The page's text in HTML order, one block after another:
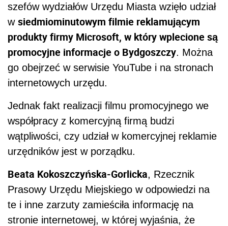
szefów wydziałów Urzędu Miasta wzięło udział
w siedmiominutowym filmie reklamującym
produkty firmy Microsoft, w który wplecione są
promocyjne informacje o Bydgoszczy. Można
go obejrzeć w serwisie YouTube i na stronach
internetowych urzędu.
Jednak fakt realizacji filmu promocyjnego we
współpracy z komercyjną firmą budzi
wątpliwości, czy udział w komercyjnej reklamie
urzędników jest w porządku.
Beata Kokoszczyńska-Gorlicka, Rzecznik
Prasowy Urzędu Miejskiego w odpowiedzi na
te i inne zarzuty zamieściła informację na
stronie internetowej, w której wyjaśnia, że